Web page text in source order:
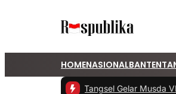
HOMENASIONALBANTEN
PKS Tangsel Gelar Musda